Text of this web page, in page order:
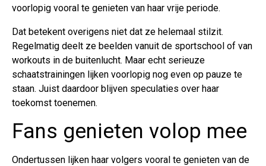
voorlopig vooral te genieten van haar vrije periode.
Dat betekent overigens niet dat ze helemaal stilzit.
Regelmatig deelt ze beelden vanuit de sportschool of van
workouts in de buitenlucht. Maar echt serieuze
schaatstrainingen lijken voorlopig nog even op pauze te
staan. Juist daardoor blijven speculaties over haar
toekomst toenemen.
Fans genieten volop mee
Ondertussen lijken haar volgers vooral te genieten van de